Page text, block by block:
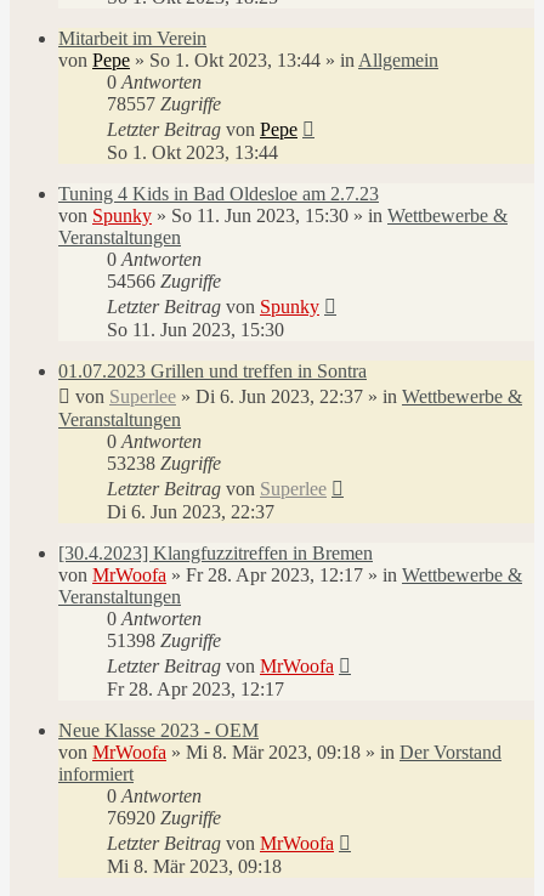
Mitarbeit im Verein
von Pepe » So 1. Okt 2023, 13:44 » in Allgemein
0 Antworten
78557 Zugriffe
Letzter Beitrag von Pepe
So 1. Okt 2023, 13:44
Tuning 4 Kids in Bad Oldesloe am 2.7.23
von Spunky » So 11. Jun 2023, 15:30 » in Wettbewerbe &
Veranstaltungen
0 Antworten
54566 Zugriffe
Letzter Beitrag von Spunky
So 11. Jun 2023, 15:30
01.07.2023 Grillen und treffen in Sontra
von Superlee » Di 6. Jun 2023, 22:37 » in Wettbewerbe &
Veranstaltungen
0 Antworten
53238 Zugriffe
Letzter Beitrag von Superlee
Di 6. Jun 2023, 22:37
[30.4.2023] Klangfuzzitreffen in Bremen
von MrWoofa » Fr 28. Apr 2023, 12:17 » in Wettbewerbe &
Veranstaltungen
0 Antworten
51398 Zugriffe
Letzter Beitrag von MrWoofa
Fr 28. Apr 2023, 12:17
Neue Klasse 2023 - OEM
von MrWoofa » Mi 8. Mär 2023, 09:18 » in Der Vorstand
informiert
0 Antworten
76920 Zugriffe
Letzter Beitrag von MrWoofa
Mi 8. Mär 2023, 09:18